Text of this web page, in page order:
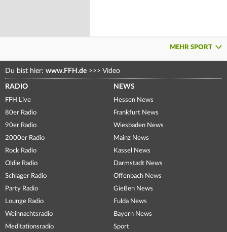
MEHR SPORT
Du bist hier: www.FFH.de >>> Video
RADIO
FFH Live
80er Radio
90er Radio
2000er Radio
Rock Radio
Oldie Radio
Schlager Radio
Party Radio
Lounge Radio
Weihnachtsradio
Meditationsradio
NEWS
Hessen News
Frankfurt News
Wiesbaden News
Mainz News
Kassel News
Darmstadt News
Offenbach News
Gießen News
Fulda News
Bayern News
Sport